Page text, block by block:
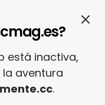
como si no
falte por gozar.
ponerte al
nuestra lista
ahora) del 2017
está inactiva,
aventura
.